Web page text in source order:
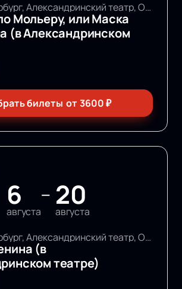
Санкт-Петербург, Александринский театр, Основная сцена
Мольеру, или Маска
(в Александринском
билеты от3600₽
6
августа
— 20
августа
Санкт-Петербург, Александринский театр, Основная сцена
(в
театре)